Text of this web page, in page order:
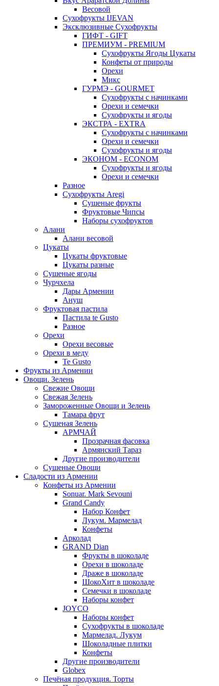
Весовой
Сухофрукты IJEVAN
Эксклюзивные Сухофрукты
ГИФТ - GIFT
ПРЕМИУМ - PREMIUM
Сухофрукты Ягоды Цукаты
Конфеты от природы
Орехи
Микс
ГУРМЭ - GOURMET
Сухофрукты с начинками
Орехи и семечки
Сухофрукты и ягоды
ЭКСТРА - EXTRA
Сухофрукты с начинками
Орехи и семечки
Сухофрукты и ягоды
ЭКОНОМ - ECONOM
Сухофрукты и ягоды
Орехи и семечки
Разное
Сухофрукты Aregi
Сушеные фрукты
Фруктовые Чипсы
Наборы сухофруктов
Алани
Алани весовой
Цукаты
Цукаты фруктовые
Цукаты разные
Сушеные ягоды
Чурчхела
Дары Армении
Ануш
Фруктовая пастила
Пастила te Gusto
Разное
Орехи
Орехи весовые
Орехи в меду
Te Gusto
Фрукты из Армении
Овощи. Зелень
Свежие Овощи
Свежая Зелень
Замороженные Овощи и Зелень
Тамара фрут
Сушеная Зелень
АРМЧАЙ
Прозрачная фасовка
Армянский Тараз
Другие производители
Сушеные Овощи
Сладости из Армении
Конфеты из Армении
Sonuar. Mark Sevouni
Grand Candy
Набор Конфет
Лукум. Мармелад
Конфеты
Арколад
GRAND Dian
Фрукты в шоколаде
Орехи в шоколаде
Драже в шоколаде
ШокоХит в шоколаде
Семечки в шоколаде
Наборы конфет
JOYCO
Наборы конфет
Сухофрукты в шоколаде
Мармелад. Лукум
Шоколадные плитки
Конфеты
Другие производители
Globex
Печёная продукция. Торты